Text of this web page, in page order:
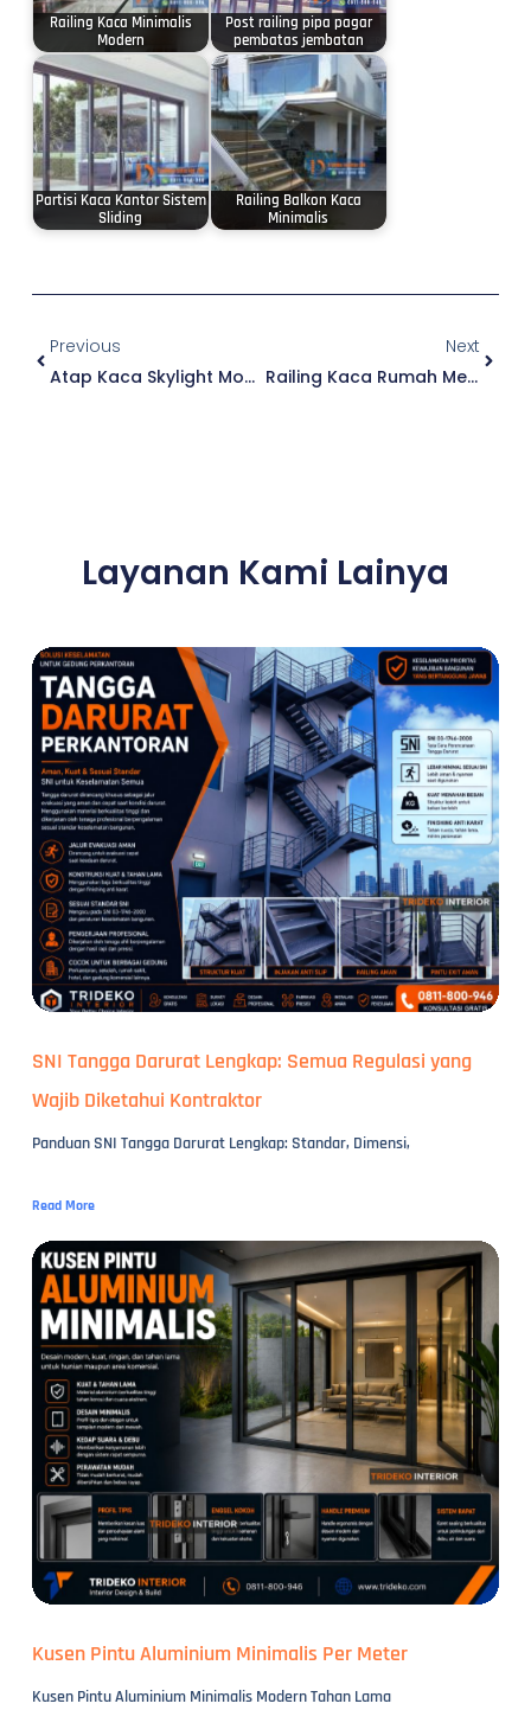
Railing Kaca Minimalis
Modern
Post railing pipa pagar
pembatas jembatan
Partisi Kaca Kantor Sistem
Sliding
Railing Balkon Kaca
Minimalis
Previous
Atap Kaca Skylight Modern Minimalis
Next
Railing Kaca Rumah Mewah
Layanan Kami Lainya
SNI Tangga Darurat Lengkap: Semua Regulasi yang
Wajib Diketahui Kontraktor
Panduan SNI Tangga Darurat Lengkap: Standar, Dimensi,
Read More
Kusen Pintu Aluminium Minimalis Per Meter
Kusen Pintu Aluminium Minimalis Modern Tahan Lama